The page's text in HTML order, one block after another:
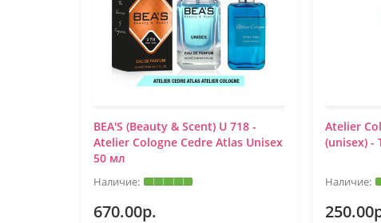
BEA'S (Beauty & Scent) U 718 -
Atelier Cologne Cedre Atlas Unisex
50 мл
670.00р.
Atelier
(unisex) -